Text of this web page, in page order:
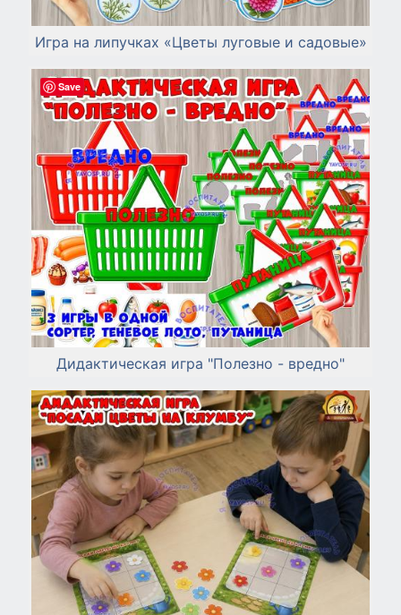
Игра на липучках «Цветы луговые и садовые»
Дидактическая игра "Полезно - вредно"
Save